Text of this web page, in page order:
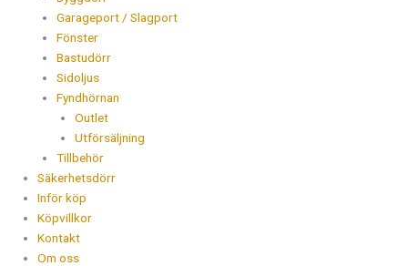
Garageport / Slagport
Fönster
Bastudörr
Sidoljus
Fyndhörnan
Outlet
Utförsäljning
Tillbehör
Säkerhetsdörr
Inför köp
Köpvillkor
Kontakt
Om oss